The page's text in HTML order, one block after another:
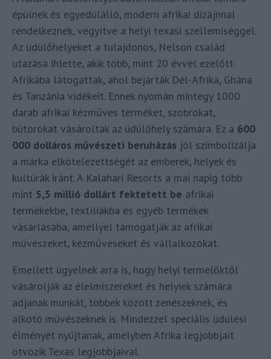
épülnek és egyedülálló, modern afrikai dizájnnal
rendelkeznek, vegyítve a helyi texasi szellemiséggel.
Az üdülőhelyeket a tulajdonos, Nelson család
utazása ihlette, akik több, mint 20 évvel ezelőtt
Afrikába látogattak, ahol bejárták Dél-Afrika, Ghána
és Tanzánia vidékeit. Ennek nyomán mintegy 1000
darab afrikai kézműves terméket, szobrokat,
bútorokat vásároltak az üdülőhely számára. Ez a 600
000 dolláros művészeti beruházás jól szimbolizálja
a márka elkötelezettségét az emberek, helyek és
kultúrák iránt. A Kalahari Resorts a mai napig több
mint 5,5 millió dollárt fektetett be afrikai
termékekbe, textíliákba és egyéb termékek
vásárlásába, amellyel támogatják az afrikai
művészeket, kézműveseket és vállalkozókat.
Emellett ügyelnek arra is, hogy helyi termelőktől
vásárolják az élelmiszereket és helyiek számára
adjanak munkát, többek között zenészeknek, és
alkotó művészeknek is. Mindezzel speciális üdülési
élményét nyújtanak, amelyben Afrika legjobbjait
ötvözik Texas legjobbjaival.